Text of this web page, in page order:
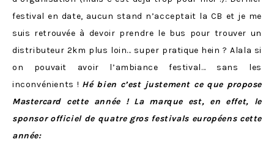
festival en date, aucun stand n’acceptait la CB et je me
suis retrouvée à devoir prendre le bus pour trouver un
distributeur 2km plus loin… super pratique hein ? Alala si
on pouvait avoir l’ambiance festival… sans les
inconvénients ! Hé bien c’est justement ce que propose
Mastercard cette année ! La marque est, en effet, le
sponsor officiel de quatre gros festivals européens cette
année: